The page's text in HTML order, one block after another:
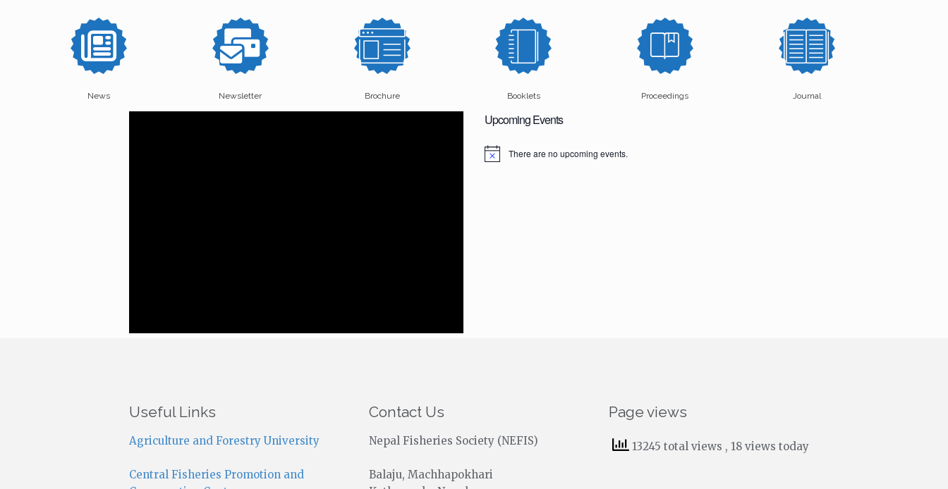
News Newsletter Brochure Booklets Proceedings Journal
Upcoming Events
N
There are no upcoming events.
Useful Links
Agriculture and Forestry University
Central Fisheries Promotion and
Contact Us
Nepal Fisheries Society (NEFIS)
Balaju, Machhapokhari
Page views
13245 total views , 18 views today